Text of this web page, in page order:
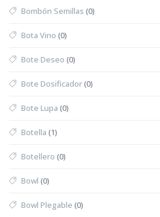
Bombón Semillas (0)
Bota Vino (0)
Bote Deseo (0)
Bote Dosificador(0)
Bote Lupa (0)
Botella (1)
Botellero (0)
Bowl (0)
Bowl Plegable (0)